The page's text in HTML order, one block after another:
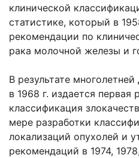
клинической
статистике, который в
рекомендации по
рака молочной железы и
В результате
в 1968 г. издается первая
классификация
мере разработки
локализаций опухолей и
рекомендаций в 1974,